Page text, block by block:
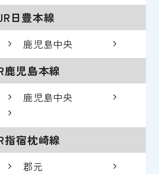
日豊本線
鹿児島中央
鹿児島本線
鹿児島中央
指宿枕崎線
郡元